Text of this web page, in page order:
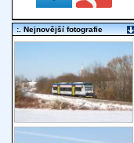
:. Nejnovější fotografie